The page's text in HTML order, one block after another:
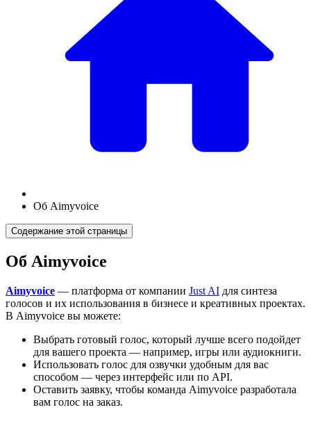
Об Aimyvoice
Содержание этой страницы
Об Aimyvoice
Aimyvoice — платформа от компании Just AI для синтеза
голосов и их использования в бизнесе и креативных проектах.
В Aimyvoice вы можете:
Выбрать готовый голос, который лучше всего подойдет
для вашего проекта — например, игры или аудиокниги.
Использовать голос для озвучки удобным для вас
способом — через интерфейс или по API.
Оставить заявку, чтобы команда Aimyvoice разработала
вам голос на заказ.